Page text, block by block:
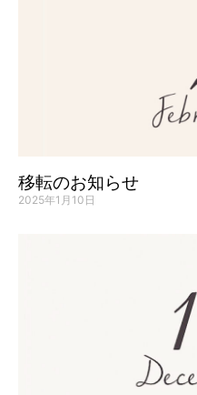
移転のお知らせ
2025年1月10日